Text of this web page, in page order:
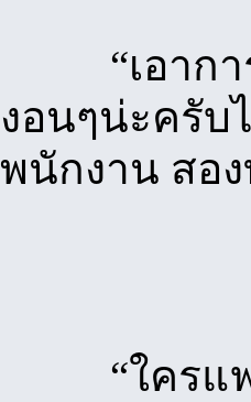
“เอาการ์
งอนๆน่ะครับ
พนักงาน สอ
“ใครแฟน